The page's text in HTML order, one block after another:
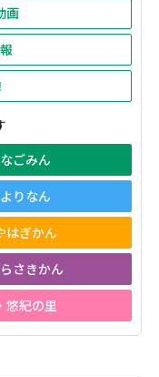
画
ごみん
りなん
はぎかん
さきかん
悠紀の里